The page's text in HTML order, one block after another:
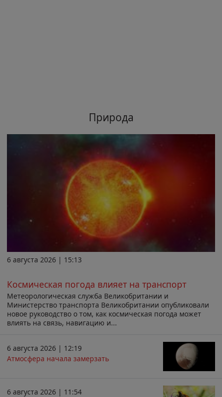
Природа
6 августа 2026 | 15:13
Космическая погода влияет на транспорт
Метеорологическая служба Великобритании и
Министерство транспорта Великобритании опубликовали
новое руководство о том, как космическая погода может
влиять на связь, навигацию и...
6 августа 2026 | 12:19
Атмосфера начала замерзать
6 августа 2026 | 11:54